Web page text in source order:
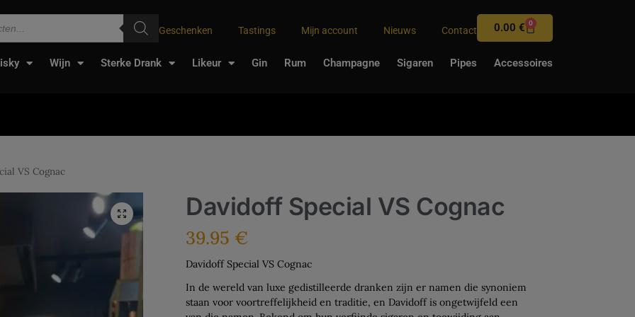
Geschenken Tastings Mijn account Nieuws Contact 0.00€ 0
Wijn Sterke Drank Likeur Gin Rum Champagne Sigaren Pipes Accessoires
VS Cognac
Davidoff Special VS Cognac
39.95 €
Davidoff Special VS Cognac
In de wereld van luxe gedistilleerde dranken zijn er namen die synoniem
staan voor voortreffelijkheid en traditie, en Davidoff is ongetwijfeld een